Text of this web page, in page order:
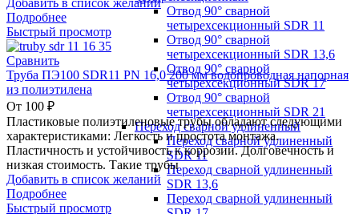
Отвод 90° сварной
четырехсекционный SDR 11
Отвод 90° сварной
четырехсекционный SDR 13,6
Отвод 90° сварной
четырехсекционный SDR 17
Отвод 90° сварной
четырехсекционный SDR 21
Переход сварной удлиненный
Переход сварной удлиненный
SDR 11
Переход сварной удлиненный
SDR 13,6
Переход сварной удлиненный
Добавить в список желаний
Подробнее
Быстрый просмотр
Сравнить
Труба ПЭ100 SDR11 PN 16,0 200 мм водопроводная напорная
из полиэтилена
От 100 ₽
Пластиковые полиэтиленовые трубы обладают следующими
характеристиками: Легкость и простота монтажа.
Пластичность и устойчивость к коррозии. Долговечность и
низкая стоимость. Такие трубы
Добавить в список желаний
Подробнее
Быстрый просмотр